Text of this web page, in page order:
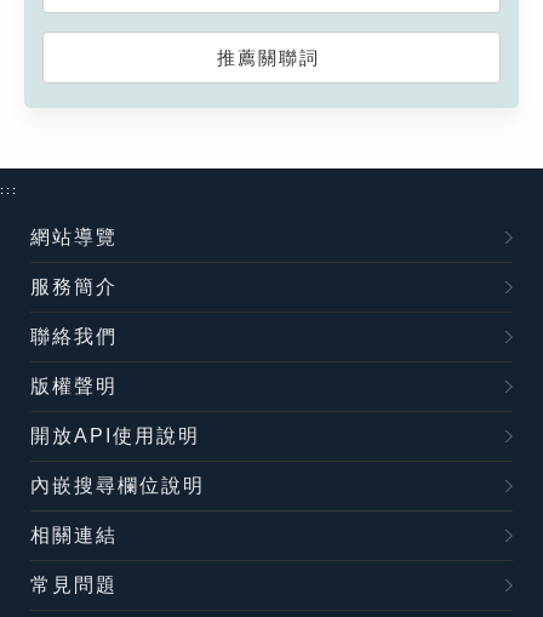
推薦關聯詞
:::
網站導覽
服務簡介
聯絡我們
版權聲明
開放API使用說明
內嵌搜尋欄位說明
相關連結
常見問題